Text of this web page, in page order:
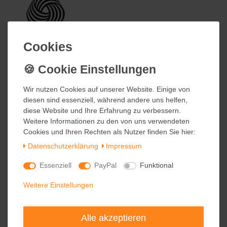
Cookies
Wir nutzen Cookies auf unserer Website. Einige von
diesen sind essenziell, während andere uns helfen,
diese Website und Ihre Erfahrung zu verbessern.
Weitere Informationen zu den von uns verwendeten
Cookies und Ihren Rechten als Nutzer finden Sie hier:
Daten­schutz­erklärung
Impressum
Essenziell PayPal Funktional
Weitere Einstellungen
Alle akzeptieren
Cookies
Wir nutzen Cookies auf unserer Website. Einige von
diesen sind essenziell, während andere uns helfen,
diese Website und Ihre Erfahrung zu verbessern.
Weitere Informationen zu den von uns verwendeten
Cookies und Ihren Rechten als Nutzer finden Sie hier:
Daten­schutz­erklärung
Impressum
Essenziell PayPal Funktional
Weitere Einstellungen
Alle akzeptieren